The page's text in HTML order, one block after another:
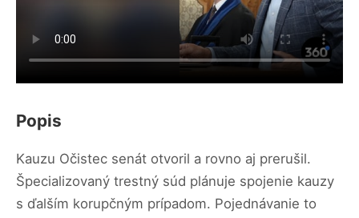
Popis
Kauzu Očistec senát otvoril a rovno aj prerušil.
Špecializovaný trestný súd plánuje spojenie kauzy
s ďalším korupčným prípadom. Pojednávanie to